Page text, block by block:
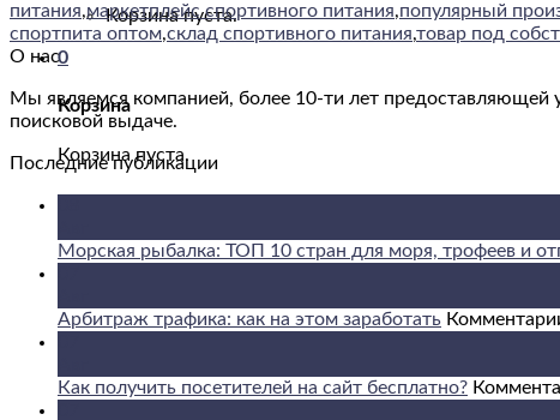
Корзина пуста.
0
Корзина
Корзина пуста.
питания,маркетплейс спортивного питания,популярный
спортпита оптом,склад спортивного питания,товар под
О нас
Мы являемся компанией, более 10-ти лет предоставляющей
поисковой выдаче.
Последние публикации
Морская рыбалка: ТОП 10 стран для моря, трофеев и
Арбитраж трафика: как на этом заработать
Как получить посетителей на сайт бесплатно?